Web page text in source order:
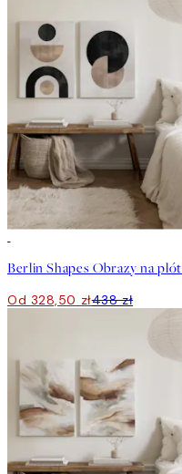
Od 328,50 zł438 zł